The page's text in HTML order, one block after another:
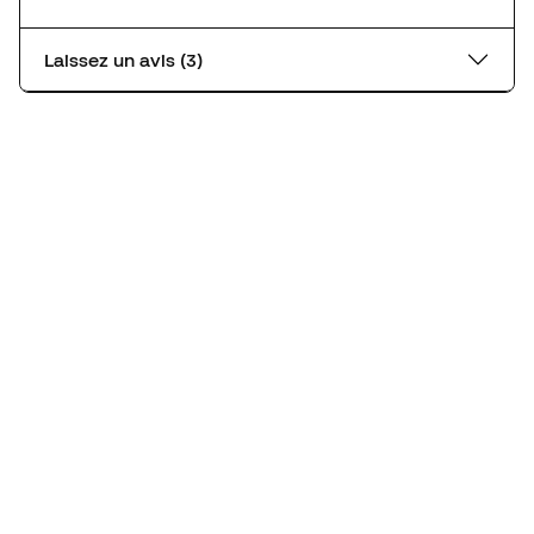
Laissez un avis (3)